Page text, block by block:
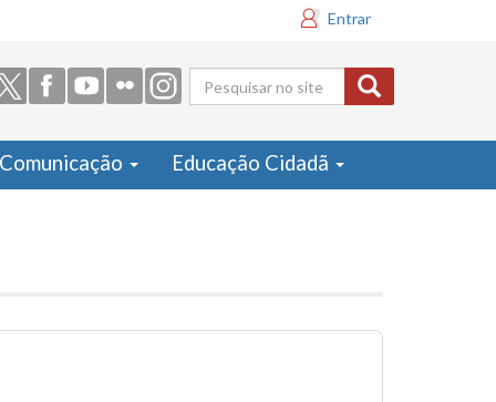
Entrar
Formulário
de busca
Comunicação Educação Cidadã